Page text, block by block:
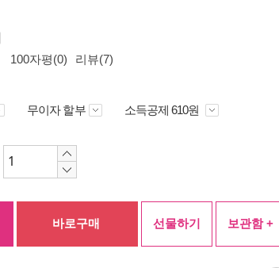
100자평(0) 리뷰(7)
무이자 할부 소득공제 610원
바로구매 선물하기 보관함 +